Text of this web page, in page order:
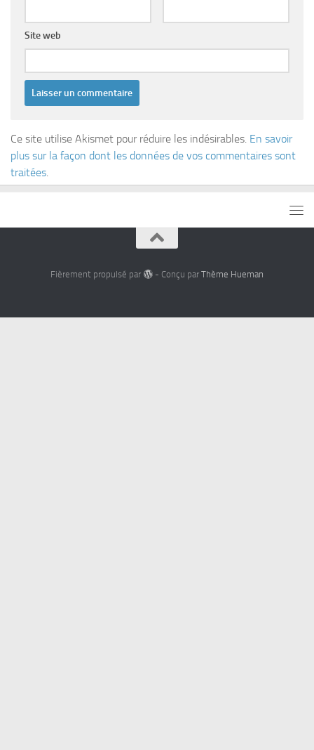
Site web
Ce site utilise Akismet pour réduire les indésirables. En savoir
plus sur la façon dont les données de vos commentaires sont
traitées
Fièrement propulsé par - Conçu par Thème Hueman